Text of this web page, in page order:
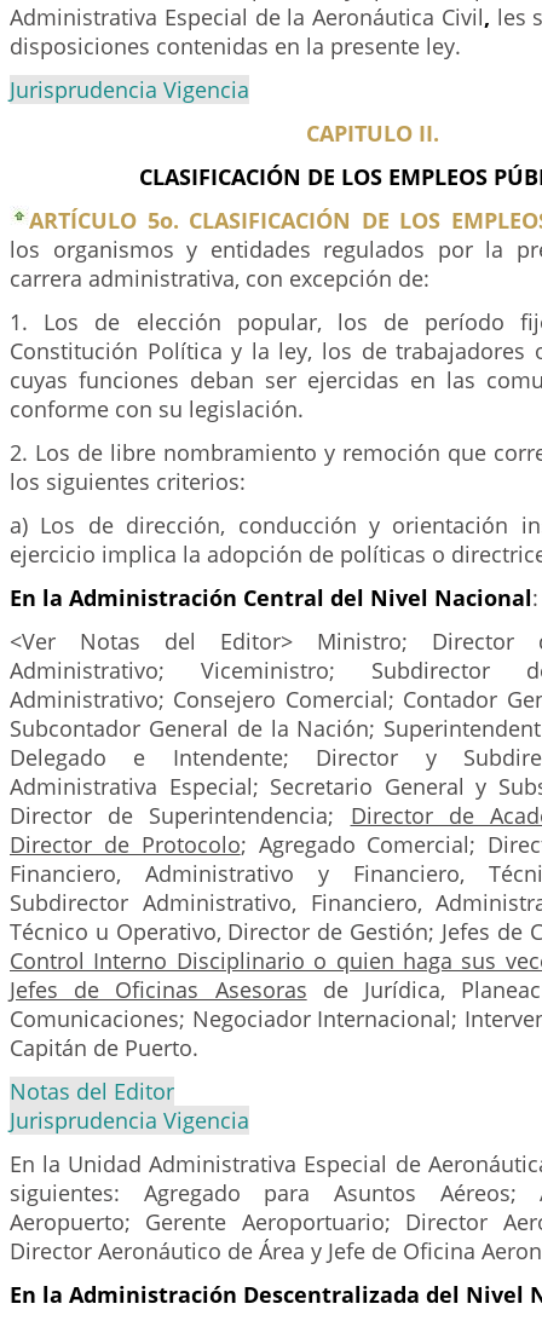
Administrativa Especial de la Aeronáutica Civil, les
disposiciones contenidas en la presente ley.
Jurisprudencia Vigencia
CAPITULO II.
CLASIFICACIÓN DE LOS EMPLEOS
ARTÍCULO 5o. CLASIFICACIÓN DE LOS
los organismos y entidades regulados por la
carrera administrativa, con excepción de:
1. Los de elección popular, los de período
Constitución Política y la ley, los de trabajadores
cuyas funciones deban ser ejercidas en las
conforme con su legislación.
2. Los de libre nombramiento y remoción que
los siguientes criterios:
a) Los de dirección, conducción y orientación
ejercicio implica la adopción de políticas o
En la Administración Central del Nivel Nacional:
<Ver Notas del Editor> Ministro; Director
Administrativo; Viceministro; Subdirector
Administrativo; Consejero Comercial; Contador
Subcontador General de la Nación;
Delegado e Intendente; Director y
Administrativa Especial; Secretario General y
Director de Superintendencia; Director de
Director de Protocolo; Agregado Comercial;
Financiero, Administrativo y Financiero,
Subdirector Administrativo, Financiero,
Técnico u Operativo, Director de Gestión; Jefes de
Control Interno Disciplinario o quien haga sus
Jefes de Oficinas Asesoras de Jurídica,
Comunicaciones; Negociador Internacional;
Capitán de Puerto.
Notas del Editor
Jurisprudencia Vigencia
En la Unidad Administrativa Especial de
siguientes: Agregado para Asuntos Aéreos;
Aeropuerto; Gerente Aeroportuario; Director
Director Aeronáutico de Área y Jefe de Oficina
En la Administración Descentralizada del Nivel